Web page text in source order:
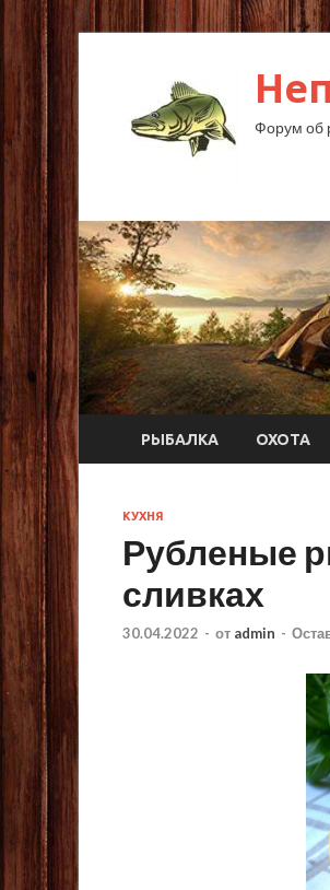
Форум об
РЫБАЛКА ОХОТА
КУХНЯ
Рубленые
сливках
30.04.2022 - от admin -